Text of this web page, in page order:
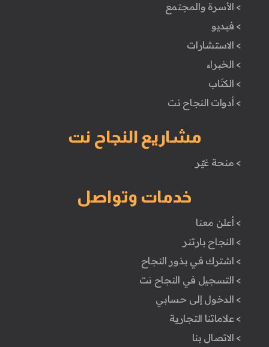
> الأسرة والمجتمع
> فيديو
> الاستشارات
> الخبراء
> الكتَاب
> أدوات النجاح نت
مشاريع النجاح نت
> منحة غيّر
خدمات وتواصل
> أعلن معنا
> النجاح بارتنر
> اشترك في بذور النجاح
> التسجيل في النجاح نت
> الدخول إلى حسابي
> علاماتنا التجارية
> الاتصال بنا